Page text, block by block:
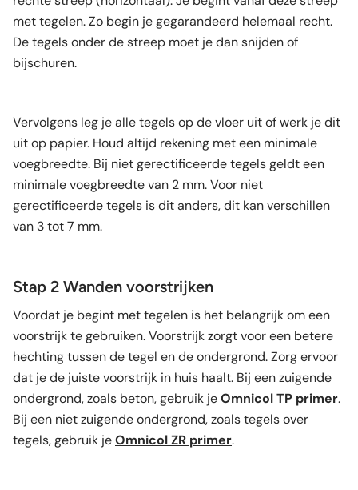
met tegelen. Zo begin je gegarandeerd helemaal recht.
De tegels onder de streep moet je dan snijden of
bijschuren.
Vervolgens leg je alle tegels op de vloer uit of werk je dit
uit op papier. Houd altijd rekening met een minimale
voegbreedte. Bij niet gerectificeerde tegels geldt een
minimale voegbreedte van 2 mm. Voor niet
gerectificeerde tegels is dit anders, dit kan verschillen
van 3 tot 7 mm.
Stap 2 Wanden voorstrijken
Voordat je begint met tegelen is het belangrijk om een
voorstrijk te gebruiken. Voorstrijk zorgt voor een betere
hechting tussen de tegel en de ondergrond. Zorg ervoor
dat je de juiste voorstrijk in huis haalt. Bij een zuigende
ondergrond, zoals beton, gebruik jeOmnicol TP primer.
Bij een niet zuigende ondergrond, zoals tegels over
tegels, gebruik jeOmnicol ZR primer.